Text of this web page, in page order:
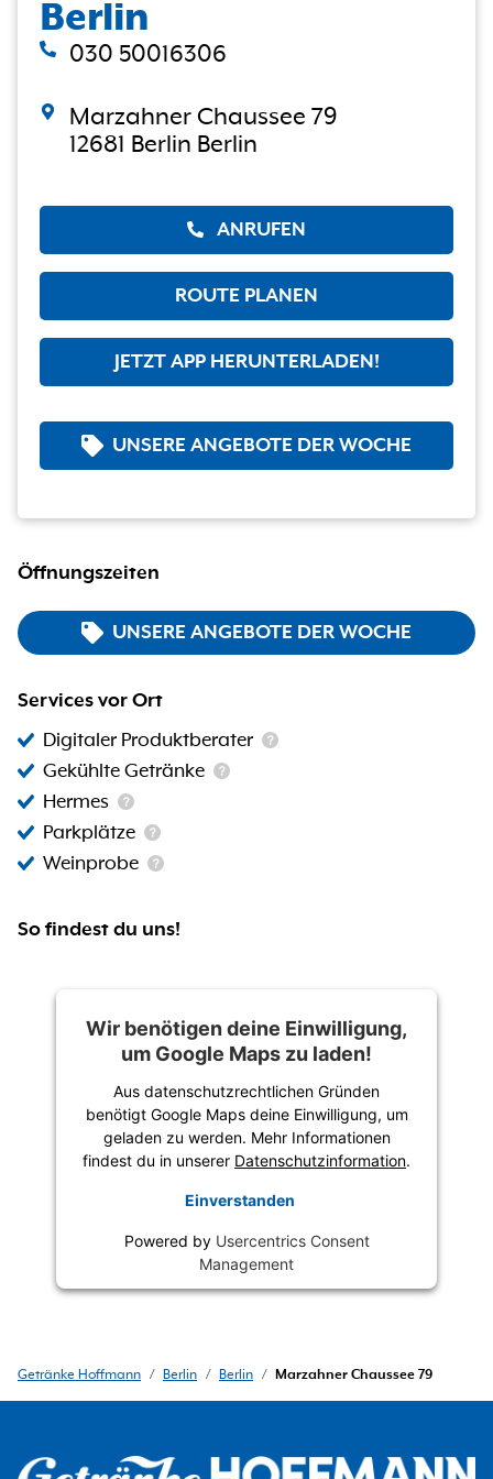
Berlin
030 50016306
Marzahner Chaussee 79
12681 Berlin Berlin
ANRUFEN
ROUTE PLANEN
JETZT APP HERUNTERLADEN!
UNSERE ANGEBOTE DER WOCHE
Öffnungszeiten
UNSERE ANGEBOTE DER WOCHE
Services vor Ort
Digitaler Produktberater
Gekühlte Getränke
Hermes
Parkplätze
Weinprobe
So findest du uns!
Wir benötigen deine Einwilligung,
um Google Maps zu laden!
Aus datenschutzrechtlichen Gründen
benötigt Google Maps deine Einwilligung, um
geladen zu werden. Mehr Informationen
findest du in unserer Datenschutzinformation.
Einverstanden
Powered by Usercentrics Consent
Management
Getränke Hoffmann / Berlin / Berlin / Marzahner Chaussee 79